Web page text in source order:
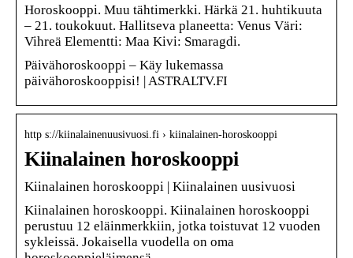
Horoskooppi. Muu tähtimerkki. Härkä 21. huhtikuuta
– 21. toukokuut. Hallitseva planeetta: Venus Väri:
Vihreä Elementti: Maa Kivi: Smaragdi.
Päivähoroskooppi – Käy lukemassa
päivähoroskooppisi! | ASTRALTV.FI
http s://kiinalainenuusivuosi.fi › kiinalainen-horoskooppi
Kiinalainen horoskooppi
Kiinalainen horoskooppi | Kiinalainen uusivuosi
Kiinalainen horoskooppi. Kiinalainen horoskooppi
perustuu 12 eläinmerkkiin, jotka toistuvat 12 vuoden
sykleissä. Jokaisella vuodella on oma